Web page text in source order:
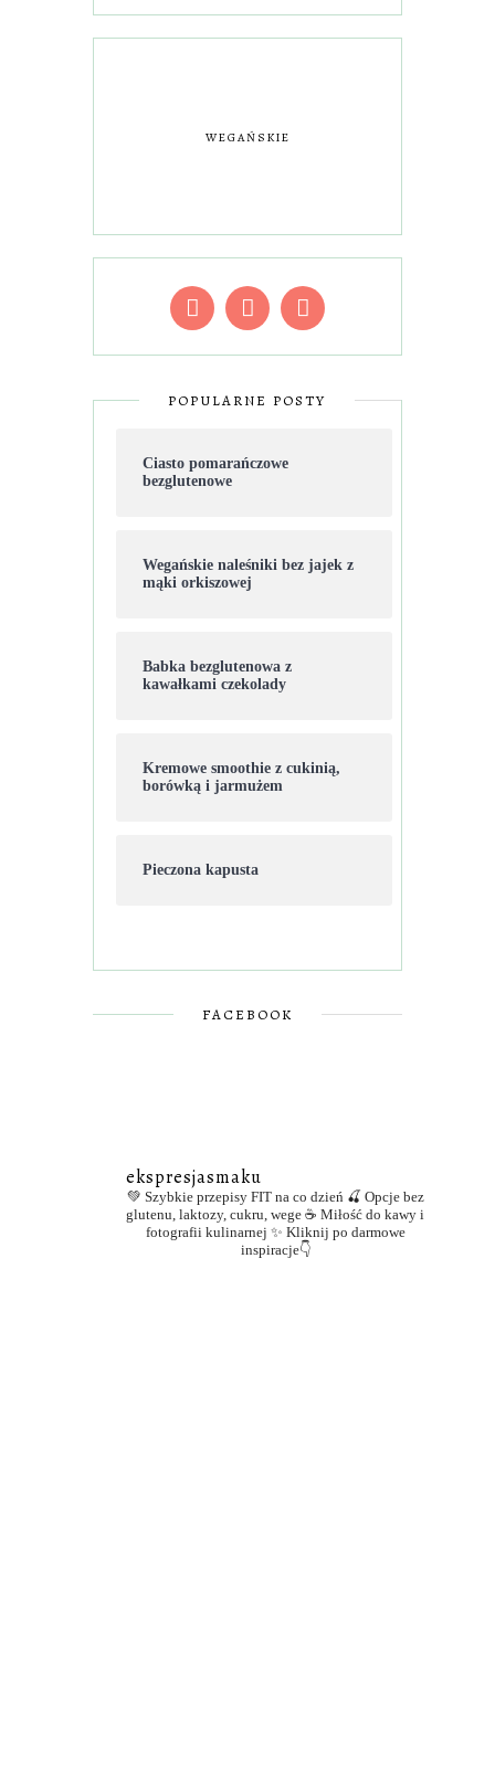
WEGAŃSKIE
POPULARNE POSTY
Ciasto pomarańczowe
bezglutenowe
Wegańskie naleśniki bez jajek z
mąki orkiszowej
Babka bezglutenowa z
kawałkami czekolady
Kremowe smoothie z cukinią,
borówką i jarmużem
Pieczona kapusta
FACEBOOK
ekspresjasmaku
💚 Szybkie przepisy FIT na co dzień 🍒 Opcje bez
glutenu, laktozy, cukru, wege ☕ Miłość do kawy i
fotografii kulinarnej ✨ Kliknij po darmowe
inspiracje👇